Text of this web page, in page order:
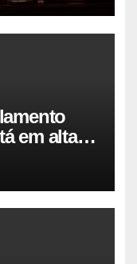
em alta
até 2032